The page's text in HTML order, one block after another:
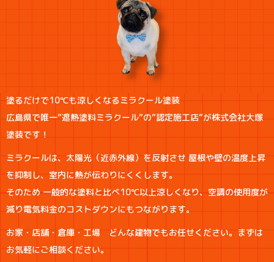
塗るだけで10℃も涼しくなるミラクール塗装
広島県で唯一”遮熱塗料ミラクール”の”認定施工店”が株式会社大塚
塗装です！
ミラクールは、太陽光（近赤外線）を反射させ 屋根や壁の温度上昇
を抑制し、室内に熱が伝わりにくくします。
そのため 一般的な塗料と比べ10℃以上涼しくなり、空調の使用度が
減り電気料金のコストダウンにもつながります。
お家・店舗・倉庫・工場 どんな建物でもお任せください。まずは
お気軽にご相談ください。